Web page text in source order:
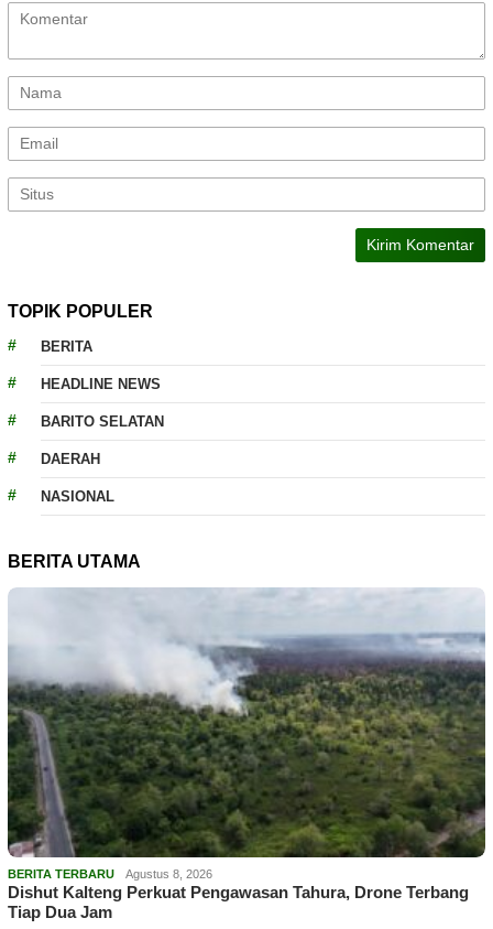
TOPIK POPULER
BERITA
HEADLINE NEWS
BARITO SELATAN
DAERAH
NASIONAL
BERITA UTAMA
BERITA TERBARU Agustus 8, 2026
Dishut Kalteng Perkuat Pengawasan Tahura, Drone Terbang
Tiap Dua Jam